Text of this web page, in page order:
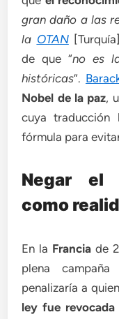
gran daño a las
la OTAN[Turquía]
de que “no es
históricas”.
Nobel de la paz,
cuya traducción
fórmula para
Negar el
como
En la Francia de
plena
penalizaría a
ley fue revocada